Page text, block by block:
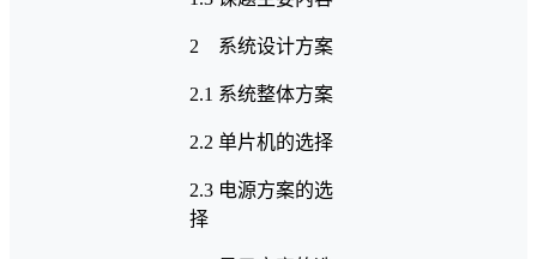
2 系统设计方案
2.1 系统整体方案
2.2 单片机的选择
2.3 电源方案的选
择